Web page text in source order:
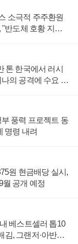
소극적 주주환원
반도체 호황 지속
톤 한국에서 러시
의 공격에 수요 늘
풍력 프로젝트 동
명령 내려
원 현금배당 실시,
월 공개 예정
베스트셀러 톱10
김, 그랜저·아반떼